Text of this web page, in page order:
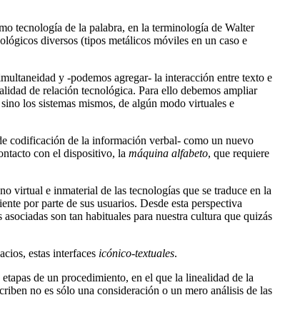
tecnología de la palabra, en la terminología de Walter
diversos (tipos metálicos móviles en un caso e
y -podemos agregar- la interacción entre texto e
de relación tecnológica. Para ello debemos ampliar
los sistemas mismos, de algún modo virtuales e
codificación de la información verbal- como un nuevo
con el dispositivo, la máquina alfabeto, que requiere
virtual e inmaterial de las tecnologías que se traduce en la
por parte de sus usuarios. Desde esta perspectiva
son tan habituales para nuestra cultura que quizás
estas interfaces icónico-textuales.
de un procedimiento, en el que la linealidad de la
no es sólo una consideración o un mero análisis de las